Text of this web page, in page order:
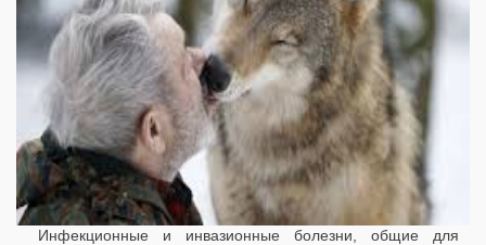
Инфекционные и инвазионные болезни, общие для